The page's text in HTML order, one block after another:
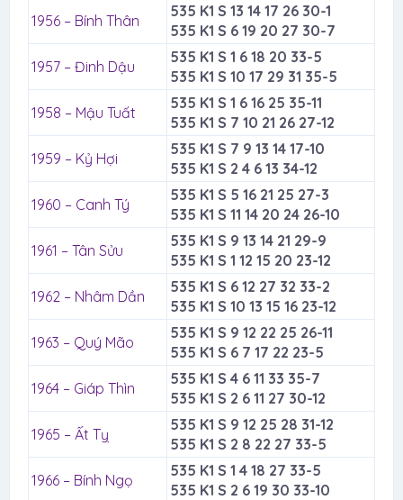
1956 – Bính Thân
535 K1 S 13 14 17 26 30-1
535 K1 S 6 19 20 27 30-7
1957 – Đinh Dậu
535 K1 S 1 6 18 20 33-5
535 K1 S 10 17 29 31 35-5
1958 – Mậu Tuất
535 K1 S 1 6 16 25 35-11
535 K1 S 7 10 21 26 27-12
1959 – Kỷ Hợi
535 K1 S 7 9 13 14 17-10
535 K1 S 2 4 6 13 34-12
1960 – Canh Tý
535 K1 S 5 16 21 25 27-3
535 K1 S 11 14 20 24 26-10
1961 – Tân Sửu
535 K1 S 9 13 14 21 29-9
535 K1 S 1 12 15 20 23-12
1962 – Nhâm Dần
535 K1 S 6 12 27 32 33-2
535 K1 S 10 13 15 16 23-12
1963 – Quý Mão
535 K1 S 9 12 22 25 26-11
535 K1 S 6 7 17 22 23-5
1964 – Giáp Thìn
535 K1 S 4 6 11 33 35-7
535 K1 S 2 6 11 27 30-12
1965 – Ất Tỵ
535 K1 S 9 12 25 28 31-12
535 K1 S 2 8 22 27 33-5
1966 – Bính Ngọ
535 K1 S 1 4 18 27 33-5
535 K1 S 2 6 19 30 33-10